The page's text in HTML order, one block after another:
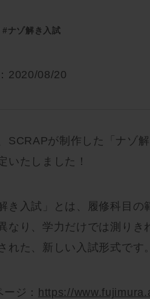
#ナゾ解き入試
2020/08/20
SCRAPが制作した「ナゾ
いたしました！
き入試」とは、履修科目
なり、 学力だけでは測りき
れた、新しい入試形式です。
ジ： https://